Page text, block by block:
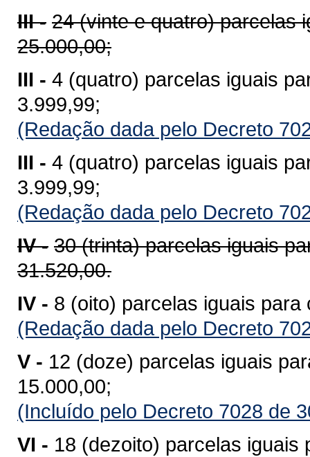
III - 24 (vinte e quatro) parcelas
25.000,00;
III - 4 (quatro) parcelas iguais
3.999,99;
(Redação dada pelo Decreto
III - 4 (quatro) parcelas iguais
3.999,99;
(Redação dada pelo Decreto
IV - 30 (trinta) parcelas iguais
31.520,00.
IV - 8 (oito) parcelas iguais
(Redação dada pelo Decreto
V - 12 (doze) parcelas iguais
15.000,00;
(Incluído pelo Decreto 7028 de
VI - 18 (dezoito) parcelas iguais